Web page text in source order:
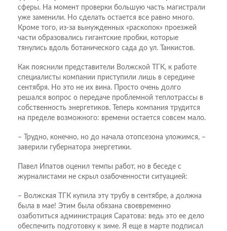
сферы. На момент проверки большую часть магистрали
уже заменили. Но сделать остается все равно много.
Кроме того, из-за вынужденных «раскопок» проезжей
части образовались гигантские пробки, которые
тянулись вдоль ботанического сада до ул. Танкистов.
Как пояснили представители Волжской ТГК, к работе
специалисты компании приступили лишь в середине
сентября. Но это не их вина. Просто очень долго
решался вопрос о передаче проблемной теплотрассы в
собственность энергетиков. Теперь компания трудится
на пределе возможного: времени остается совсем мало.
– Трудно, конечно, но до начала отопсезона уложимся, –
заверили губернатора энергетики.
Павел Ипатов оценил темпы работ, но в беседе с
журналистами не скрыл озабоченности ситуацией:
– Волжская ТГК купила эту трубу в сентябре, а должна
была в мае! Этим была обязана своевременно
озаботиться администрация Саратова: ведь это ее дело
обеспечить подготовку к зиме. Я еще в марте подписал